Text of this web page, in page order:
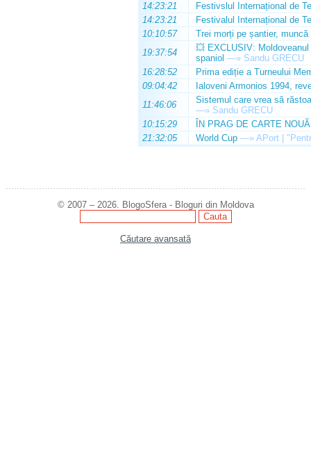
14:23:21
Festivslul Internațional de
14:23:21
Festivalul Internațional de
10:10:57
Trei morți pe șantier, muncă
19:37:54
💥 EXCLUSIV:
spaniol —» Sandu GRECU
16:28:52
Prima ediție a Turneului
09:04:42
Ialoveni Armonios 1994,
11:46:06
Sistemul care vrea să
—» Sandu GRECU
10:15:29
ÎN PRAG DE CARTE NOUĂ
21:32:05
World Cup —» APort |
© 2007 – 2026. BlogoSfera - Bloguri din Moldova
Căutare avansată